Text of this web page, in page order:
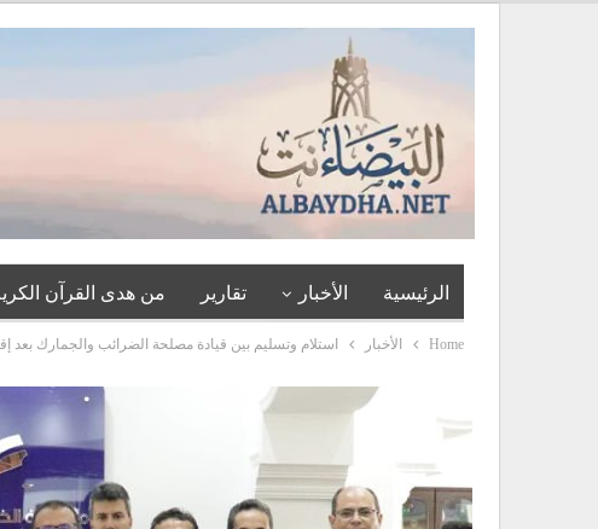
الرئيسية الأخبار تقارير من هدى القرآن
Home الأخبار استلام وتسليم بين قيادة مصلحة الضرائب والجمارك بعد